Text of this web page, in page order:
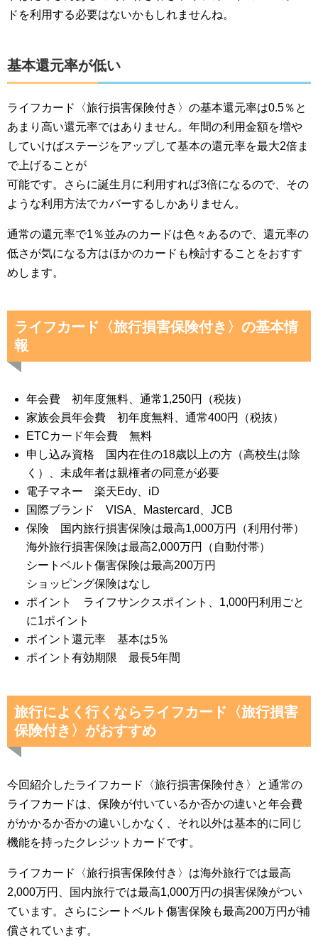
ドを利用する必要はないかもしれませんね。
基本還元率が低い
ライフカード〈旅行損害保険付き〉の基本還元率は0.5％と
あまり高い還元率ではありません。年間の利用金額を増や
していけばステージをアップして基本の還元率を最大2倍ま
で上げることが
可能です。さらに誕生月に利用すれば3倍になるので、その
ような利用方法でカバーするしかありません。
通常の還元率で1％並みのカードは色々あるので、還元率の
低さが気になる方はほかのカードも検討することをおすす
めします。
ライフカード〈旅行損害保険付き〉の基本情
報
年会費 初年度無料、通常1,250円（税抜）
家族会員年会費 初年度無料、通常400円（税抜）
ETCカード年会費 無料
申し込み資格 国内在住の18歳以上の方（高校生は除
く）、未成年者は親権者の同意が必要
電子マネー 楽天Edy、iD
国際ブランド VISA、Mastercard、JCB
保険 国内旅行損害保険は最高1,000万円（利用付帯）
海外旅行損害保険は最高2,000万円（自動付帯）
シートベルト傷害保険は最高200万円
ショッピング保険はなし
ポイント ライフサンクスポイント、1,000円利用ごと
に1ポイント
ポイント還元率 基本は5％
ポイント有効期限 最長5年間
旅行によく行くならライフカード〈旅行損害
保険付き〉がおすすめ
今回紹介したライフカード〈旅行損害保険付き〉と通常の
ライフカードは、保険が付いているか否かの違いと年会費
がかかるか否かの違いしかなく、それ以外は基本的に同じ
機能を持ったクレジットカードです。
ライフカード〈旅行損害保険付き〉は海外旅行では最高
2,000万円、国内旅行では最高1,000万円の損害保険がつい
ています。さらにシートベルト傷害保険も最高200万円が補
償されています。